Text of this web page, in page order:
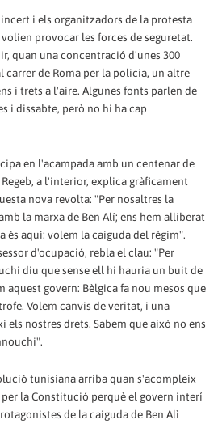
i els organitzadors de la protesta
provocar les forces de seguretat.
quan una concentració d'unes 300
carrer de Roma per la policia, un altre
i trets a l'aire. Algunes fonts parlen de
i dissabte, però no hi ha cap
en l'acampada amb un centenar de
a l'interior, explica gràficament
nova revolta: "Per nosaltres la
la marxa de Ben Alí; ens hem alliberat
és aquí: volem la caiguda del règim".
d'ocupació, rebla el clau: "Per
diu que sense ell hi hauria un buit de
aquest govern: Bèlgica fa nou mesos que
Volem canvis de veritat, i una
nostres drets. Sabem que això no ens
tunisiana arriba quan s'acompleix
la Constitució perquè el govern interí
de la caiguda de Ben Alì